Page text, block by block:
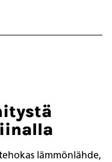
lämmönlähde,